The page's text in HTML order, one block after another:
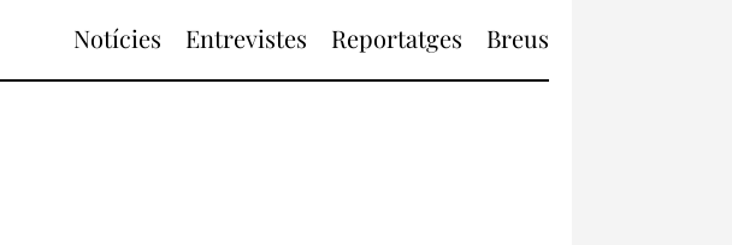
Notícies Entrevistes Reportatges Breus